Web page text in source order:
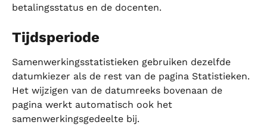
betalingsstatus en de docenten.
Tijdsperiode
Samenwerkingsstatistieken gebruiken dezelfde
datumkiezer als de rest van de pagina Statistieken.
Het wijzigen van de datumreeks bovenaan de
pagina werkt automatisch ook het
samenwerkingsgedeelte bij.